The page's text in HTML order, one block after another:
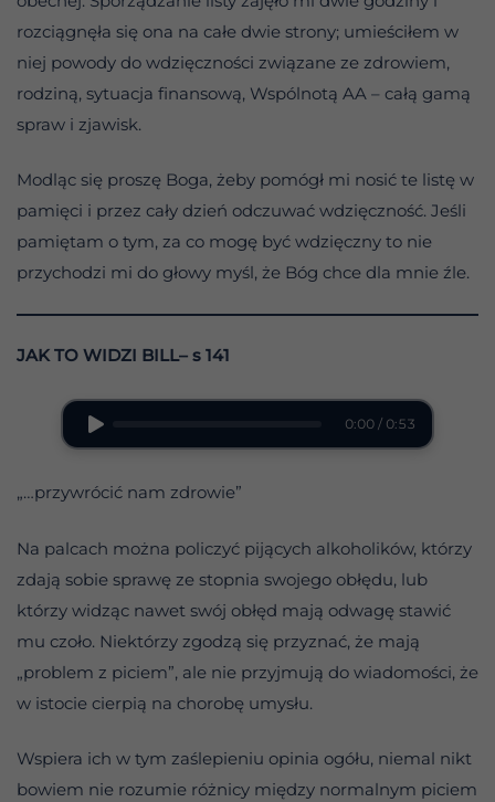
rozciągnęła się ona na całe dwie strony; umieściłem w
niej powody do wdzięczności związane ze zdrowiem,
rodziną, sytuacja finansową, Wspólnotą AA – całą gamą
spraw i zjawisk.
Modląc się proszę Boga, żeby pomógł mi nosić te listę w
pamięci i przez cały dzień odczuwać wdzięczność. Jeśli
pamiętam o tym, za co mogę być wdzięczny to nie
przychodzi mi do głowy myśl, że Bóg chce dla mnie źle.
JAK TO WIDZI BILL– s 141
0:00 / 0:53
„…przywrócić nam zdrowie”
Na palcach można policzyć pijących alkoholików, którzy
zdają sobie sprawę ze stopnia swojego obłędu, lub
którzy widząc nawet swój obłęd mają odwagę stawić
mu czoło. Niektórzy zgodzą się przyznać, że mają
„problem z piciem”, ale nie przyjmują do wiadomości, że
w istocie cierpią na chorobę umysłu.
Wspiera ich w tym zaślepieniu opinia ogółu, niemal nikt
bowiem nie rozumie różnicy między normalnym piciem